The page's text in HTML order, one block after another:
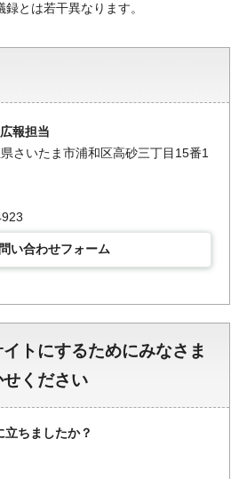
とは若干異なります。
広報担当
さいたま市浦和区高砂三丁目15番1
い合わせフォーム
トにするためにみなさま
ください
ちましたか？